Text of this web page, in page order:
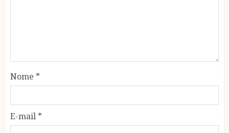
Nome *
E-mail *